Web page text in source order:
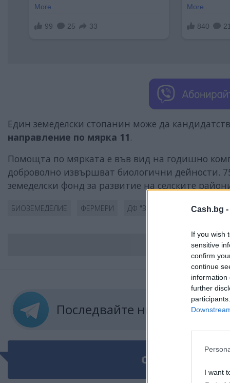
Cash.bg -
If you wish
sensitive
confirm
continue
information
further
I want
Един земеделски стопанин може да
направление по мярка 11.
Помощта по мярката е във вид на годишно
доброволно извършват биологични дейности.
земеделски фонд за развитие на селските
БИОЗЕМЕДЕЛИЕ ФЕРМЕРИ ДФ "ЗЕМЕДЕЛИЕ"
Последвайте ни в
ОЩЕ ПО ТЕМАТА